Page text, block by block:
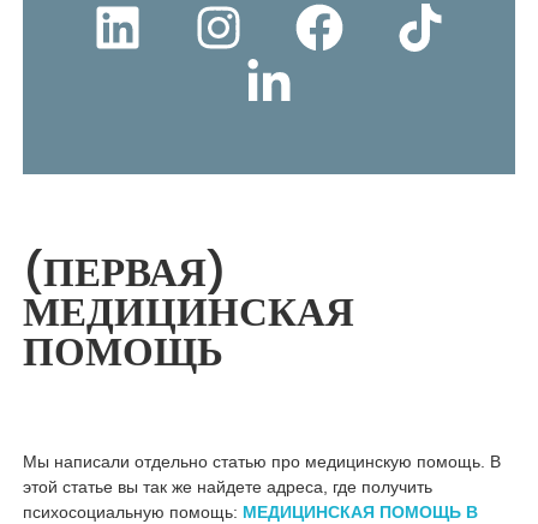
(ПЕРВАЯ)
МЕДИЦИНСКАЯ
ПОМОЩЬ
Мы написали отдельно статью про медицинскую помощь. В
этой статье вы так же найдете адреса, где получить
психосоциальную помощь: МЕДИЦИНСКАЯ ПОМОЩЬ В